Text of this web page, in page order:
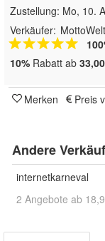
Zustellung: Mo, 10.
Verkäufer: MottoWelt
10% Rabatt ab
Merken Preis
Andere
internetkarneval
2 Angebote ab